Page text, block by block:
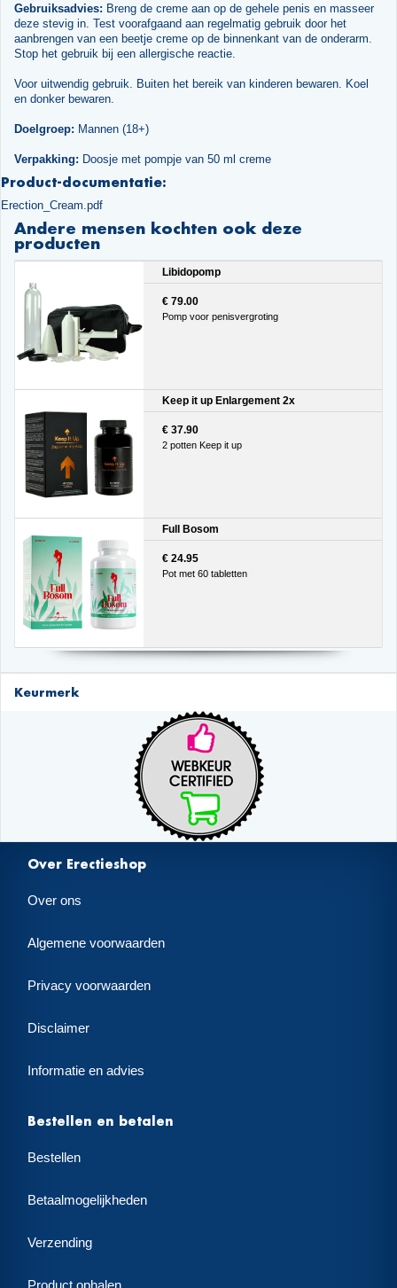
Gebruiksadvies: Breng de creme aan op de gehele penis en masseer
deze stevig in. Test voorafgaand aan regelmatig gebruik door het
aanbrengen van een beetje creme op de binnenkant van de onderarm.
Stop het gebruik bij een allergische reactie.
Voor uitwendig gebruik. Buiten het bereik van kinderen bewaren. Koel
en donker bewaren.
Doelgroep: Mannen (18+)
Verpakking: Doosje met pompje van 50 ml creme
Product-documentatie:
Erection_Cream.pdf
Andere mensen kochten ook deze
producten
Libidopomp
€ 79.00
Pomp voor penisvergroting
Keep it up Enlargement 2x
€ 37.90
2 potten Keep it up
Full Bosom
€ 24.95
Pot met 60 tabletten
Keurmerk
Over Erectieshop
Over ons
Algemene voorwaarden
Privacy voorwaarden
Disclaimer
Informatie en advies
Bestellen en betalen
Bestellen
Betaalmogelijkheden
Verzending